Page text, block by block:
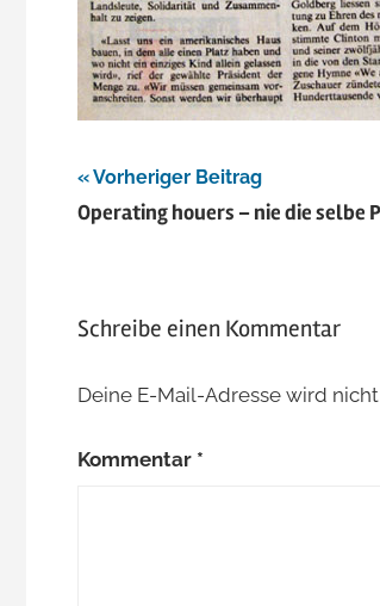
Beitragsnavigation
Vorheriger Beitrag
Operating houers – nie die selbe
Schreibe einen Kommentar
Deine E-Mail-Adresse wird
Kommentar *